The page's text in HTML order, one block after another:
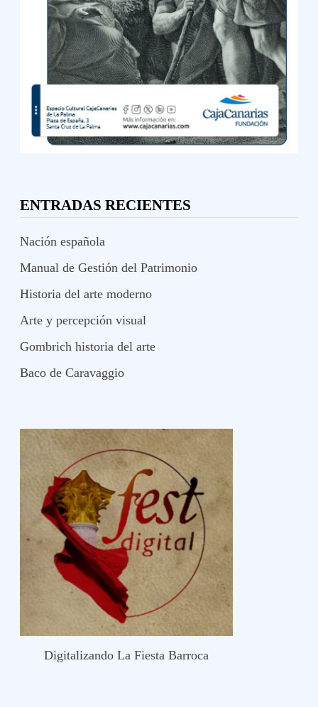
ENTRADAS RECIENTES
Nación española
Manual de Gestión del Patrimonio
Historia del arte moderno
Arte y percepción visual
Gombrich historia del arte
Baco de Caravaggio
Digitalizando La Fiesta Barroca